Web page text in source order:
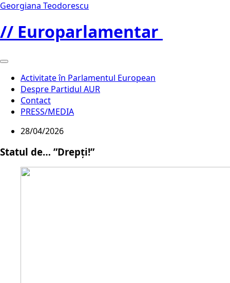
Georgiana Teodorescu
// Europarlamentar
Activitate în Parlamentul European
Despre Partidul AUR
Contact
PRESS/MEDIA
28/04/2026
Statul de… ”Drepți!”